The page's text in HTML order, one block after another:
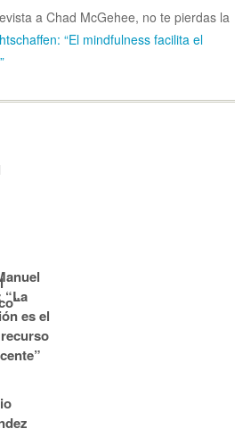
a Chad McGehee, no te pierdas la
“El mindfulness facilita el
“La
es el